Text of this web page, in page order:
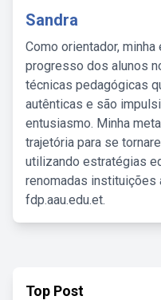
Sandra
Como orientador,
progresso dos alunos
técnicas pedagógicas
autênticas e são
entusiasmo. Minha
trajetória para se
utilizando estratégias
renomadas instituições
fdp.aau.edu.et.
Top Post